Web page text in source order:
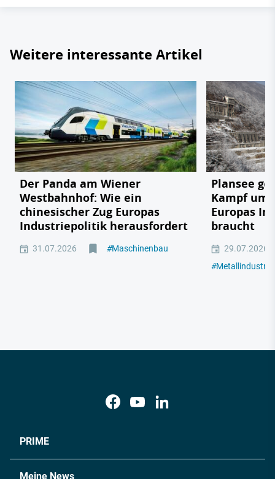
Weitere interessante Artikel
Der Panda am Wiener
Westbahnhof: Wie ein
chinesischer Zug Europas
Industriepolitik herausfordert
31.07.2026 #Maschinenbau
Plansee
Kampf um
Europas
braucht
29.07.2026
#Metallindustrie
PRIME
Meine News